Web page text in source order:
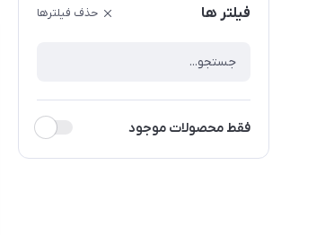
فیلتر ها حذف فیلترها
فقط محصولات موجود